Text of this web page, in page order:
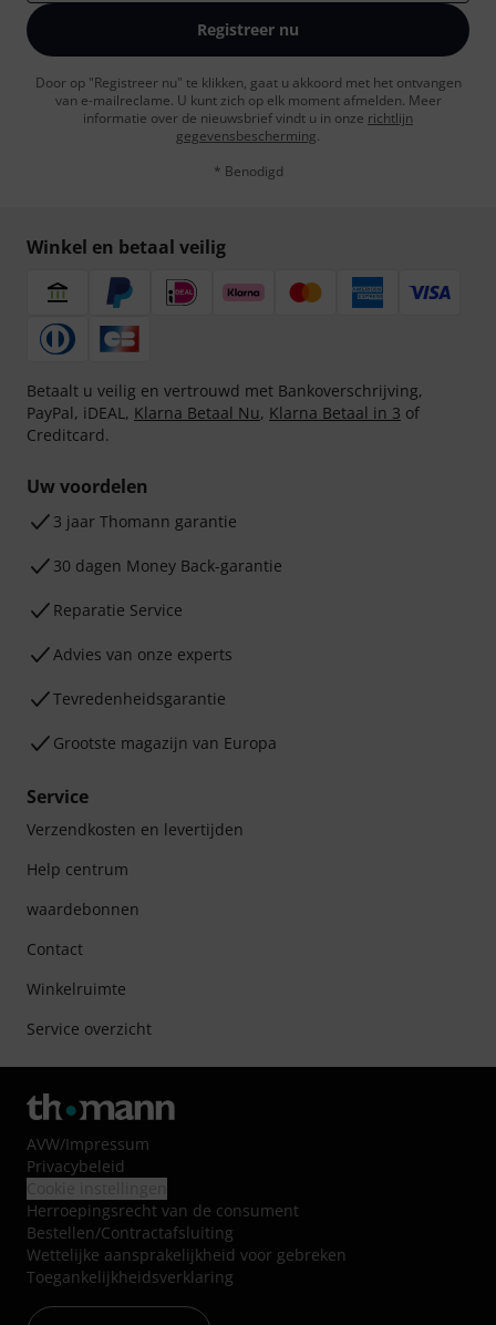
Registreer nu
Door op "Registreer nu" te klikken, gaat u akkoord met het ontvangen
van e-mailreclame. U kunt zich op elk moment afmelden. Meer
informatie over de nieuwsbrief vindt u in onze richtlijn
gegevensbescherming.
* Benodigd
Winkel en betaal veilig
Betaalt u veilig en vertrouwd met Bankoverschrijving,
PayPal, iDEAL, Klarna Betaal Nu, Klarna Betaal in 3 of
Creditcard.
Uw voordelen
3 jaar Thomann garantie
30 dagen Money Back-garantie
Reparatie Service
Advies van onze experts
Tevredenheidsgarantie
Grootste magazijn van Europa
Service
Verzendkosten en levertijden
Help centrum
waardebonnen
Contact
Winkelruimte
Service overzicht
AVW/Impressum
Privacybeleid
Herroepingsrecht van de consument
Bestellen/Contractafsluiting
Wettelijke aansprakelijkheid voor gebreken
Toegankelijkheidsverklaring